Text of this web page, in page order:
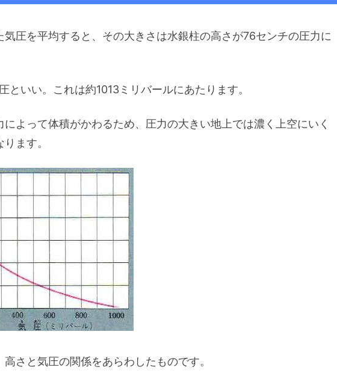
気圧を平均すると、その大きさは水銀柱の高さが76センチの圧力に
といい。これは約1013ミリバールにあたります。
によって体積がかわるため、圧力の大きい地上では濃く上空にいく
ます。
さと気圧の関係をあらわしたものです。